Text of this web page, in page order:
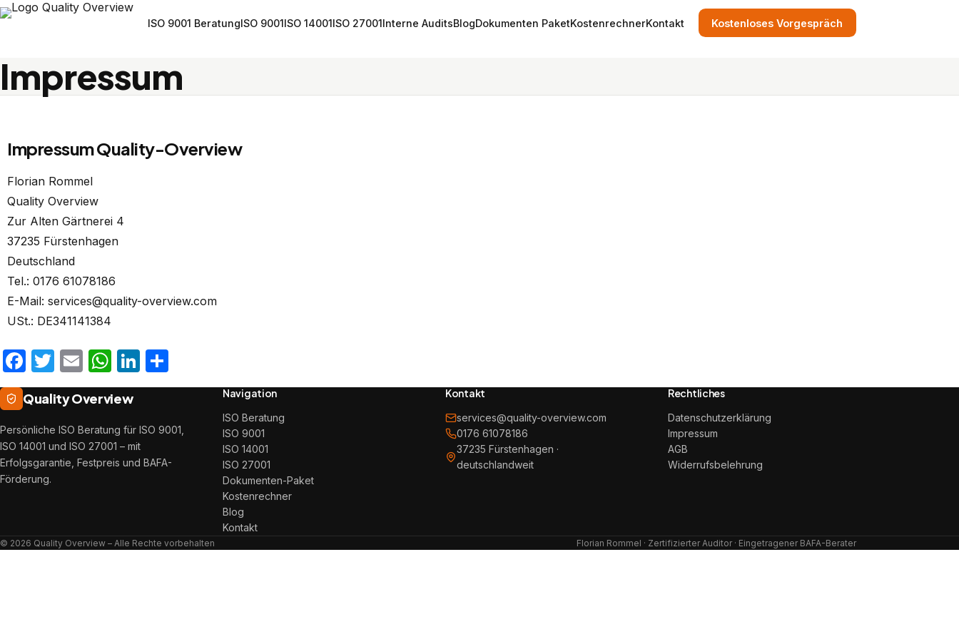
ISO 9001 BeratungISO 9001ISO 14001ISO 27001Interne AuditsBlogDokumenten PaketKostenrechnerKontakt Kostenloses Vorgespräch
Impressum
Impressum Quality-Overview
Florian Rommel
Quality Overview
Zur Alten Gärtnerei 4
37235 Fürstenhagen
Deutschland
Tel.: 0176 61078186
E-Mail: services@quality-overview.com
USt.: DE341141384
Facebook
Twitter
EmailWhatsApp
LinkedIn
Quality Overview
Persönliche ISO Beratung für ISO 9001,
ISO 14001 und ISO 27001 – mit
Erfolgsgarantie, Festpreis und BAFA-
Förderung.
Navigation
ISO Beratung
ISO 9001
ISO 14001
ISO 27001
Dokumenten-Paket
Kostenrechner
Blog
Kontakt
Kontakt
services@quality-overview.com
0176 61078186
37235 Fürstenhagen ·
deutschlandweit
Rechtliches
Datenschutzerklärung
Impressum
AGB
Widerrufsbelehrung
© 2026 Quality Overview – Alle Rechte vorbehalten Florian Rommel · Zertifizierter Auditor · Eingetragener BAFA-Berater